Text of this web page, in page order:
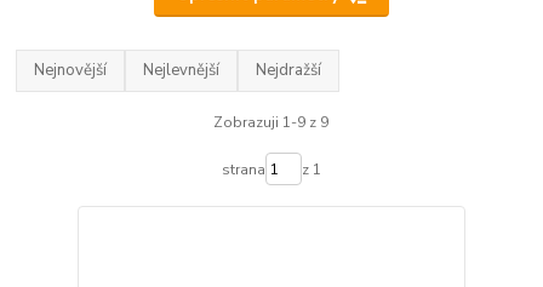
Nejnovější Nejlevnější Nejdražší
Zobrazuji 1-9 z 9
strana z 1